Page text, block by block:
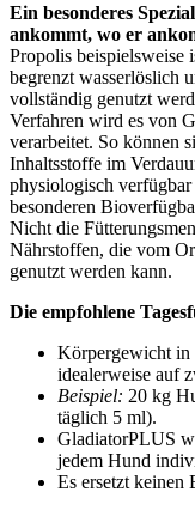
Ein besonderes
ankommt, wo er
Propolis beispielsweise
begrenzt wasserlöslich
vollständig genutzt
Verfahren wird es von
verarbeitet. So können
Inhaltsstoffe im
physiologisch
besonderen
Nicht die
Nährstoffen, die vom
genutzt werden kann.
Die empfohlene
Körpergewicht in
idealerweise auf
Beispiel: 20 kg
täglich 5 ml).
GladiatorPLUS
jedem Hund
Es ersetzt keinen